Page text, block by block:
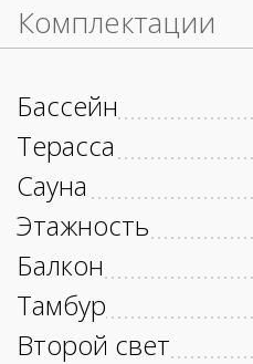
Комплектации
Бассейн
Терасса
Сауна
Этажность
Балкон
Тамбур
Второй свет